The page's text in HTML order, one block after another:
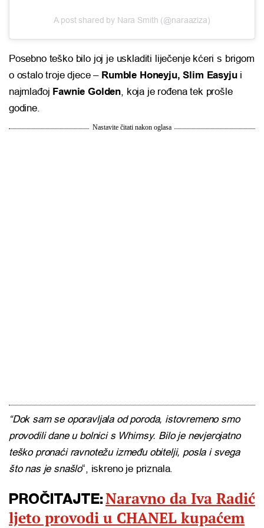
A post shared by Nara Smith (@naraaziza)
Posebno teško bilo joj je uskladiti liječenje kćeri s brigom
o ostalo troje djece – Rumble Honeyju, Slim Easyjui
najmlađoj Fawnie Golden, koja je rođena tek prošle
godine.
Nastavite čitati nakon oglasa
“Dok sam se oporavljala od poroda, istovremeno smo
provodili dane u bolnici s Whimsy. Bilo je nevjerojatno
teško pronaći ravnotežu između obitelji, posla i svega
što nas je snašlo“, iskreno je priznala.
PROČITAJTE:Naravno da Iva Radić
ljeto provodi u CHANEL kupaćem